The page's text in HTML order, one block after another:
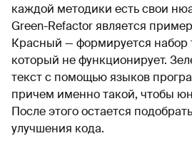
каждой методики есть свои
Green-Refactor является
Красный — формируется набор
который не функционирует.
текст с помощью языков
причем именно такой, чтобы
После этого остается
улучшения кода.